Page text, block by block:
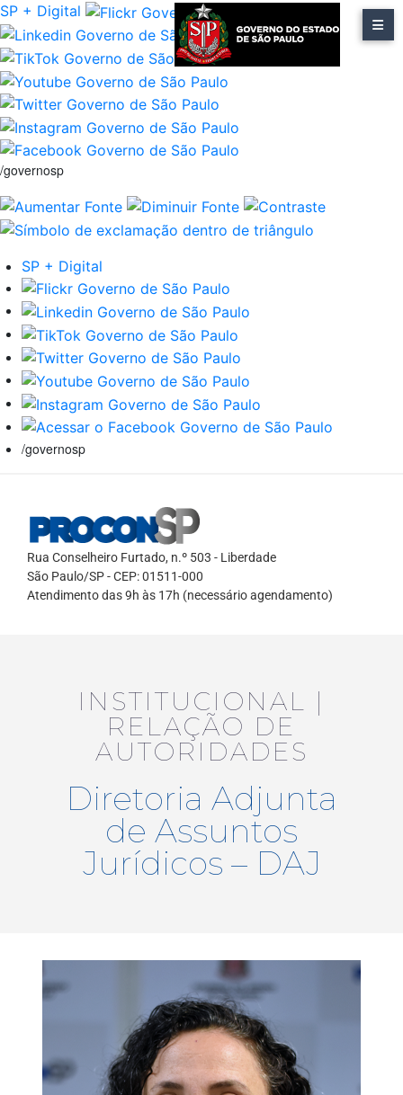
SP + Digital
/governosp
SP + Digital
/governosp
Rua Conselheiro Furtado, n.º 503 - Liberdade
São Paulo/SP - CEP: 01511-000
Atendimento das 9h às 17h (necessário agendamento)
INSTITUCIONAL |
RELAÇÃO DE
AUTORIDADES
Diretoria Adjunta
de Assuntos
Jurídicos – DAJ